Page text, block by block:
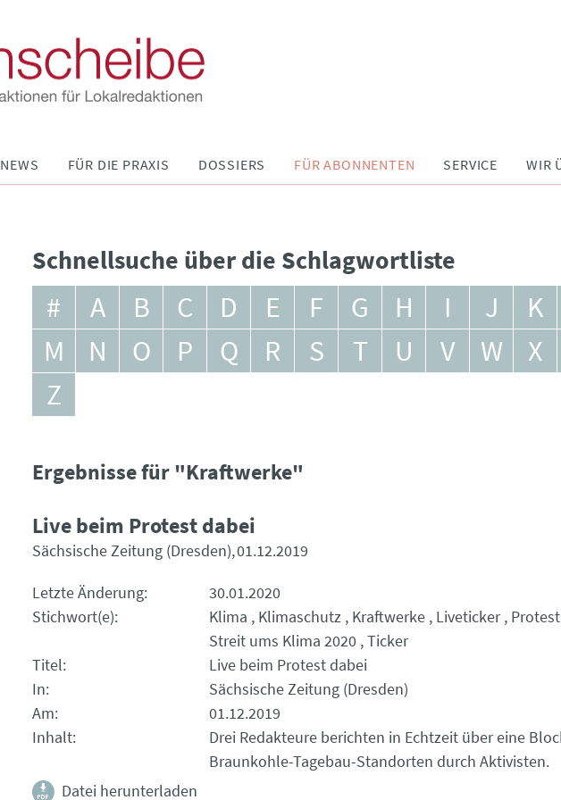
NEWS FÜR DIE PRAXIS DOSSIERS FÜR ABONNENTEN SERVICE WIR
Schnellsuche über die Schlagwortliste
# A B C D E F G H I J K
M
N O P Q R S T U V W X
Z
Ergebnisse für "Kraftwerke"
Live beim Protest dabei
Sächsische Zeitung (Dresden) 01.12.2019
Letzte Änderung
30.01.2020
Stichwort(e)
Klima Klimaschutz Kraftwerke Liveticker Protest
Streit ums Klima 2020 Ticker
Titel
Live beim Protest dabei
In
Sächsische Zeitung (Dresden)
Am
01.12.2019
Inhalt
Drei Redakteure berichten in Echtzeit über eine
Braunkohle-Tagebau-Standorten durch Aktivisten.
Datei herunterladen